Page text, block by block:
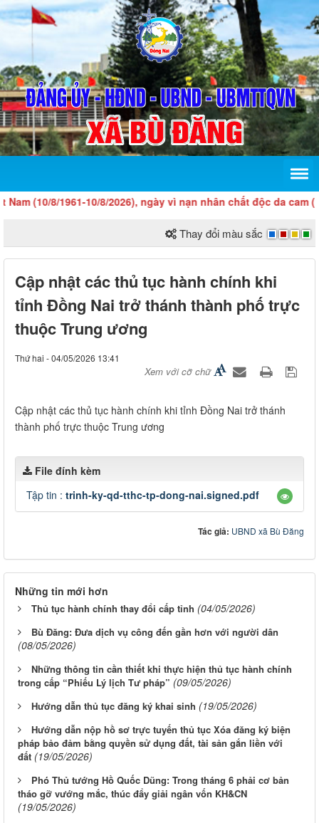
(10/8/1961-10/8/2026), ngày vì nạn nhân chất độc da cam (10/
Thay đổi màu sắc
Cập nhật các thủ tục hành chính khi
tỉnh Đồng Nai trở thánh thành phố trực
thuộc Trung ương
Thứ hai - 04/05/2026 13:41
Xem với cỡ chữ
Cập nhật các thủ tục hành chính khi tỉnh Đồng Nai trở thánh
thành phố trực thuộc Trung ương
File đính kèm
Tập tin : trinh-ky-qd-tthc-tp-dong-nai.signed.pdf
Tác giả: UBND xã Bù Đăng
Những tin mới hơn
Thủ tục hành chính thay đổi cấp tỉnh (04/05/2026)
Bù Đăng: Đưa dịch vụ công đến gần hơn với người dân
(08/05/2026)
Những thông tin cần thiết khi thực hiện thủ tục hành chính
trong cấp “Phiếu Lý lịch Tư pháp” (09/05/2026)
Hướng dẫn thủ tục đăng ký khai sinh (19/05/2026)
Hướng dẫn nộp hồ sơ trực tuyến thủ tục Xóa đăng ký biện
pháp bảo đảm bằng quyền sử dụng đất, tài sản gắn liền với
đất (19/05/2026)
Phó Thủ tướng Hồ Quốc Dũng: Trong tháng 6 phải cơ bản
tháo gỡ vướng mắc, thúc đẩy giải ngân vốn KH&CN
(19/05/2026)